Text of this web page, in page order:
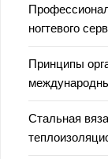
ногтевого
Принципы
Стальная